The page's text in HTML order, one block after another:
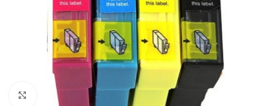
Click to enlarge